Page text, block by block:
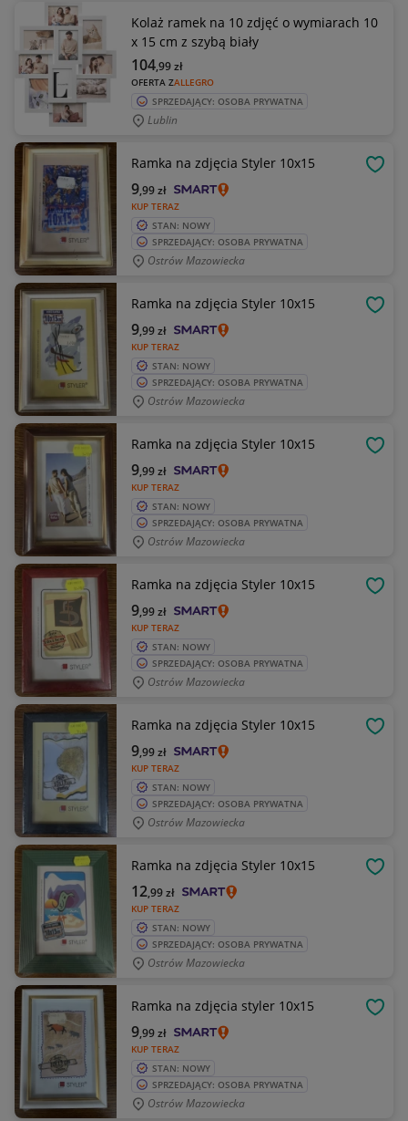
Kolaż ramek na 10 zdjęć o wymiarach 10
x 15 cm z szybą biały
OFERTA ZALLEGRO
104,99zł
SPRZEDAJĄCY: OSOBA PRYWATNA
Lublin
Ramka na zdjęcia Styler 10x15
KUP TERAZ
9,99zł
STAN: NOWY
SPRZEDAJĄCY: OSOBA PRYWATNA
Ostrów Mazowiecka
Ramka na zdjęcia Styler 10x15
KUP TERAZ
9,99zł
STAN: NOWY
SPRZEDAJĄCY: OSOBA PRYWATNA
Ostrów Mazowiecka
Ramka na zdjęcia Styler 10x15
KUP TERAZ
9,99zł
STAN: NOWY
SPRZEDAJĄCY: OSOBA PRYWATNA
Ostrów Mazowiecka
Ramka na zdjęcia Styler 10x15
KUP TERAZ
9,99zł
STAN: NOWY
SPRZEDAJĄCY: OSOBA PRYWATNA
Ostrów Mazowiecka
Ramka na zdjęcia Styler 10x15
KUP TERAZ
9,99zł
STAN: NOWY
SPRZEDAJĄCY: OSOBA PRYWATNA
Ostrów Mazowiecka
Ramka na zdjęcia Styler 10x15
KUP TERAZ
12,99zł
STAN: NOWY
SPRZEDAJĄCY: OSOBA PRYWATNA
Ostrów Mazowiecka
Ramka na zdjęcia styler 10x15
KUP TERAZ
9,99zł
STAN: NOWY
SPRZEDAJĄCY: OSOBA PRYWATNA
Ostrów Mazowiecka